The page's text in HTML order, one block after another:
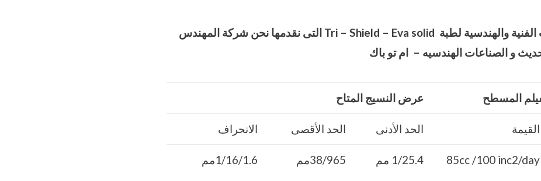
والهندسية لطبة Tri – Shield – Eva solid التى نقدمها نحن شركة المهندس
و الصناعات الهندسيه – ام تو باك
المسطح عرض النسيج المتاح
القيمة الحد الأدنى الحد الأقصى الانحراف
85cc /100 inc2/day 1/25.4 مم 38/965مم 1/16/1.6مم